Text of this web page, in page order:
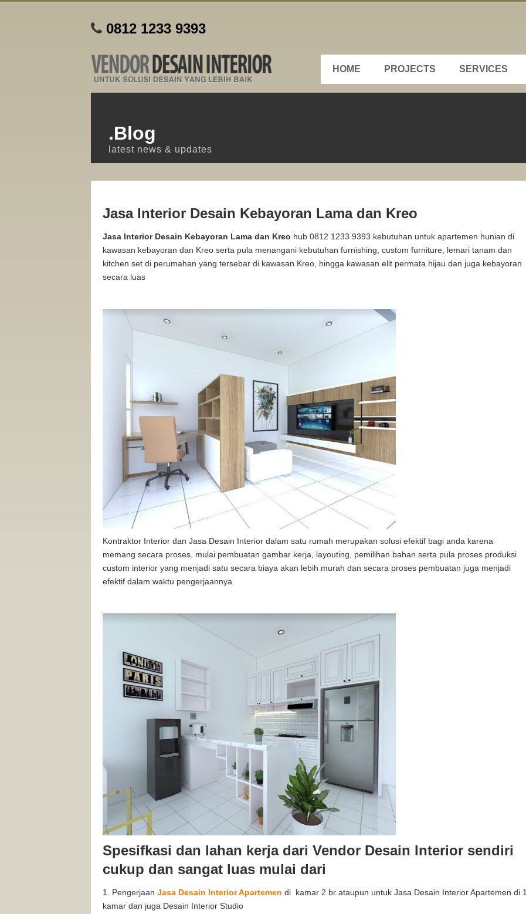
0812 1233 9393
HOME PROJECTS SERVICES
.Blog
latest news & updates
Jasa Interior Desain Kebayoran Lama dan Kreo
Jasa Interior Desain Kebayoran Lama dan Kreo hub 0812 1233 9393 kebutuhan untuk apartemen hunian di
kawasan kebayoran dan Kreo serta pula menangani kebutuhan furnishing, custom furniture, lemari tanam dan
kitchen set di perumahan yang tersebar di kawasan Kreo, hingga kawasan elit permata hijau dan juga kebayoran
secara luas
Kontraktor Interior dan Jasa Desain Interior dalam satu rumah merupakan solusi efektif bagi anda karena
memang secara proses, mulai pembuatan gambar kerja, layouting, pemilihan bahan serta pula proses produksi
custom interior yang menjadi satu secara biaya akan lebih murah dan secara proses pembuatan juga menjadi
efektif dalam waktu pengerjaannya.
Spesifkasi dan lahan kerja dari Vendor Desain Interior sendiri
cukup dan sangat luas mulai dari
Pengerjaan Jasa Desain Interior Apartemen di kamar 2 br ataupun untuk Jasa Desain Interior Apartemen di 1
kamar dan juga Desain Interior Studio